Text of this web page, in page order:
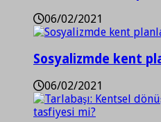
06/02/2021
Sosyalizmde kent
06/02/2021